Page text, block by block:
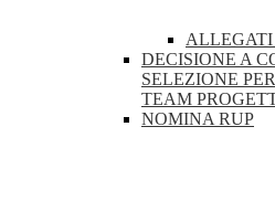
DECISIONE A
SELEZIONE
TEAM
NOMINA RUP